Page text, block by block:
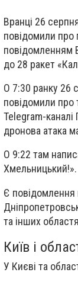
Вранці 26
повідомили про
повідомленням
до 28 ракет
О 7:30 ранку 26
повідомили про
Telegram-
дронова атака
О 9:22 там
Хмельницький!».
Є повідомлення
та інших
Київ і
У Києві та